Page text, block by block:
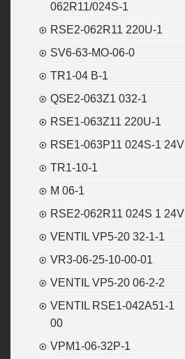
062R11/024S-1
RSE2-062R11 220U-1
SV6-63-MO-06-0
TR1-04 B-1
QSE2-063Z1 032-1
RSE1-063Z11 220U-1
RSE1-063P11 024S-1 24V
TR1-10-1
M 06-1
RSE2-062R11 024S 1 24V
VENTIL VP5-20 32-1-1
VR3-06-25-10-00-01
VENTIL VP5-20 06-2-2
VENTIL RSE1-042A51-1
00
VPM1-06-32P-1